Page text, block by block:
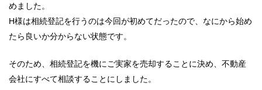
めました。
H様は相続登記を行うのは今回が初めてだったので、なにから始め
たら良いか分からない状態です。
そのため、相続登記を機にご実家を売却することに決め、不動産
会社にすべて相談することにしました。